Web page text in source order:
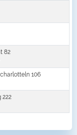
82
106
222